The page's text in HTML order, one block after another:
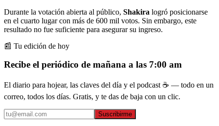
Durante la votación abierta al público, Shakira logró posicionarse
en el cuarto lugar con más de 600 mil votos. Sin embargo, este
resultado no fue suficiente para asegurar su ingreso.
📰 Tu edición de hoy
Recibe el periódico de mañana a las 7:00 am
El diario para hojear, las claves del día y el podcast ☕ — todo en un
correo, todos los días. Gratis, y te das de baja con un clic.
Suscribirme